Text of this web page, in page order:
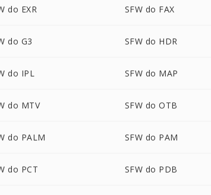
do EXR SFW do FAX
do G3 SFW do HDR
do IPL SFW do MAP
do MTV SFW do OTB
do PALM SFW do PAM
do PCT SFW do PDB